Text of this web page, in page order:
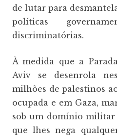
de lutar para
políticas
discriminatórias.
À medida que a
Aviv se desenrola
milhões de palestinos
ocupada e em Gaza,
sob um domínio militar
que lhes nega